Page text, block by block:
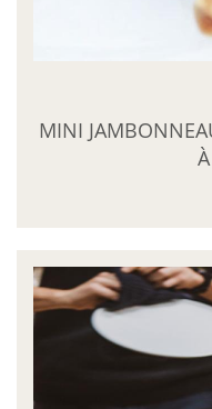
MINI